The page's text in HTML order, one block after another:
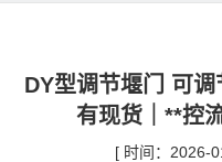
DY型调节堰门 可
有现货｜**控
[ 时间：2026-